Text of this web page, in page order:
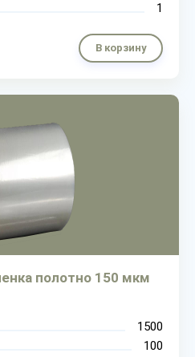
1
В корзину
полотно 150 мкм
1500
100